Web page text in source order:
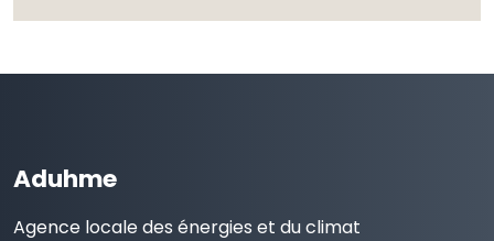
Aduhme
Agence locale des énergies et du climat